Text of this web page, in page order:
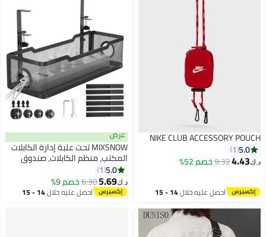
NIKE CLUB ACCESSORY POUCH
5.0
1
د.ك‏4.43
9.32خصم 52%
احصل عليه خلال 14 - 15
عرض
MIXSNOW تحت علبة إدارة الكابلات
المكتب، منظم الكابلات، صندوق
إدارة الكابلات، منظم الحبل للمكتب،
تحت تخزين المكتب للمكتب المنزل -
لا حفرة إلى مكتب الكابلات سباق
الأسود
5.0
1
د.ك‏5.69
6.30خصم 9%
احصل عليه خلال 14 - 15